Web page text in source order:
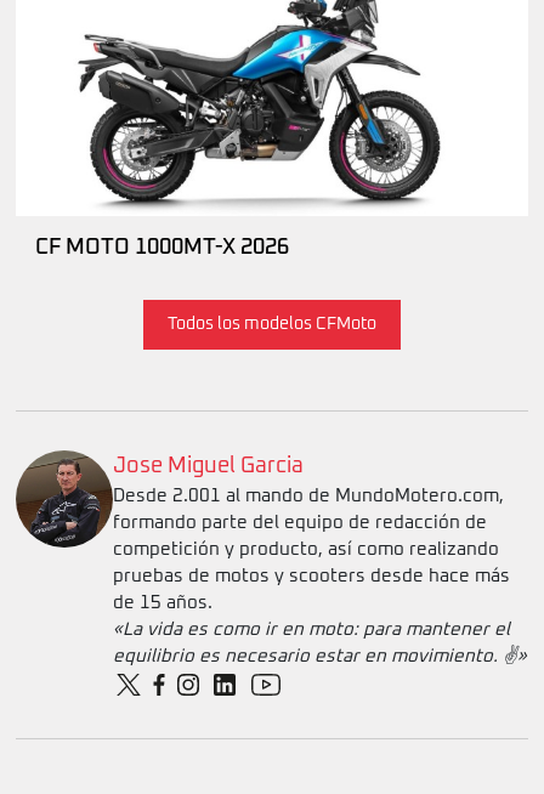
CF MOTO 1000MT-X 2026
Todos los modelos CFMoto
Jose Miguel Garcia
Desde 2.001 al mando de MundoMotero.com,
formando parte del equipo de redacción de
competición y producto, así como realizando
pruebas de motos y scooters desde hace más
de 15 años.
«La vida es como ir en moto: para mantener el
equilibrio es necesario estar en movimiento. ✌️»